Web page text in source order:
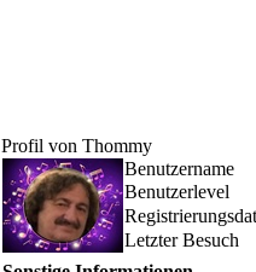
Profil von Thommy
Benutzername
Benutzerlevel
Letzter Besuch